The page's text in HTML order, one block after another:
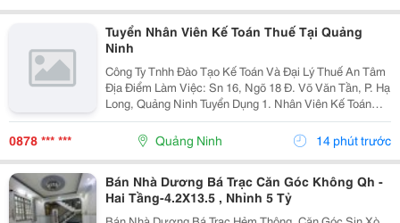
Tuyển Nhân Viên Kế Toán Thuế Tại Quảng
Ninh
Công Ty Tnhh Đào Tạo Kế Toán Và Đại Lý Thuế An Tâm
Địa Điểm Làm Việc: Sn 16, Ngõ 18 Đ. Võ Văn Tần, P. Hạ
Long, Quảng Ninh Tuyển Dụng 1. Nhân Viên Kế Toán
Thuế : 05 Mô Tả Công Việc: &Bull; Thực Hiện Các Công
Việc Liên Quan Đến Kế Toán Thuế...
0878 *** *** Quảng Ninh 14 phút trước
Bán Nhà Dương Bá Trạc Căn Góc Không Qh -
Hai Tầng-4.2X13.5 , Nhỉnh 5 Tỷ